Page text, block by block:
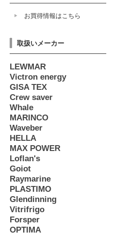
お買得情報はこちら
取扱いメーカー
LEWMAR
Victron energy
GISA TEX
Crew saver
Whale
MARINCO
Waveber
HELLA
MAX POWER
Loflan's
Goiot
Raymarine
PLASTIMO
Glendinning
Vitrifrigo
Forsper
OPTIMA